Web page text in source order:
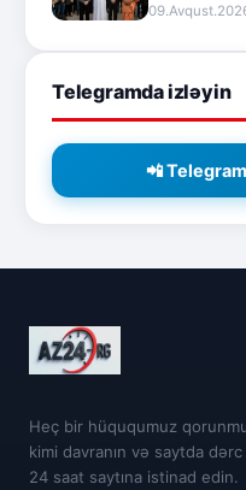
Telegramda izləyin
📲
Heç bir hüququmuz
kimi davranın və saytda
24 saat saytına istinad edin.